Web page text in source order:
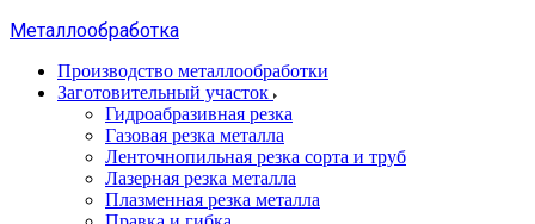
Металлообработка
Производство металлообработки
Заготовительный участок
Гидроабразивная резка
Газовая резка металла
Ленточнопильная резка сорта и труб
Лазерная резка металла
Плазменная резка металла